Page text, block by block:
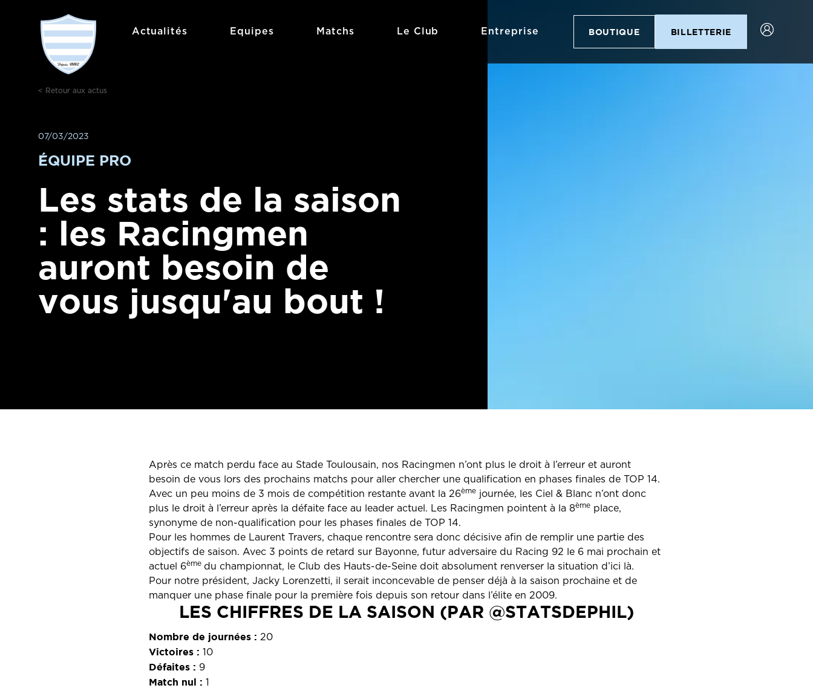
Actualités Equipes Matchs Le Club Entreprise BOUTIQUE BILLETTERIE
< Retour aux actus
07/03/2023
ÉQUIPE PRO
Les stats de la saison
: les Racingmen
auront besoin de
vous jusqu'au bout !
Après ce match perdu face au Stade Toulousain, nos Racingmen n’ont plus le droit à l’erreur et auront
besoin de vous lors des prochains matchs pour aller chercher une qualification en phases finales de TOP 14.
Avec un peu moins de 3 mois de compétition restante avant la 26èmejournée, les Ciel & Blanc n’ont donc
plus le droit à l’erreur après la défaite face au leader actuel. Les Racingmen pointent à la 8èmeplace,
synonyme de non-qualification pour les phases finales de TOP 14.
Pour les hommes de Laurent Travers, chaque rencontre sera donc décisive afin de remplir une partie des
objectifs de saison. Avec 3 points de retard sur Bayonne, futur adversaire du Racing 92 le 6 mai prochain et
actuel 6ème du championnat, le Club des Hauts-de-Seine doit absolument renverser la situation d’ici là.
Pour notre président, Jacky Lorenzetti, il serait inconcevable de penser déjà à la saison prochaine et de
manquer une phase finale pour la première fois depuis son retour dans l’élite en 2009.
LES CHIFFRES DE LA SAISON (PAR @STATSDEPHIL)
Nombre de journées : 20
Victoires : 10
Défaites : 9
Match nul : 1